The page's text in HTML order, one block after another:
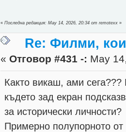
«Последна редакция: May 14, 2026, 20:34 от remotexx »
Re: Филми,
« Отговор #431 -: May
Както викаш, ами
където зад екран
за исторически личности?
Примерно полупорното